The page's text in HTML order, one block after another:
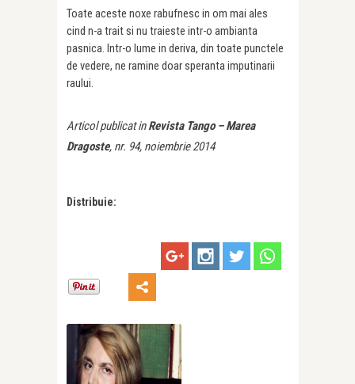
Toate aceste noxe rabufnesc in om mai ales
cind n-a trait si nu traieste intr-o ambianta
pasnica. Intr-o lume in deriva, din toate punctele
de vedere, ne ramine doar speranta imputinarii
raului.
Articol publicat inRevista Tango – Marea
Dragoste, nr. 94, noiembrie 2014
Distribuie: